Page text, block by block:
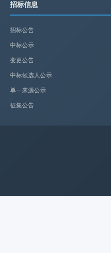
招标信息
招标公告
中标公示
变更公告
中标候选人公示
单一来源公示
征集公告